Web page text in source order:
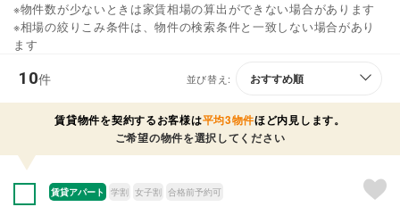
※物件数が少ないときは家賃相場の算出ができない場合があります
※相場の絞りこみ条件は、物件の検索条件と一致しない場合があり
ます
10件 並び替え:
賃貸物件を契約するお客様は平均3物件ほど内見します。
ご希望の物件を選択してください
賃貸アパート 学割 女子割 合格前予約可